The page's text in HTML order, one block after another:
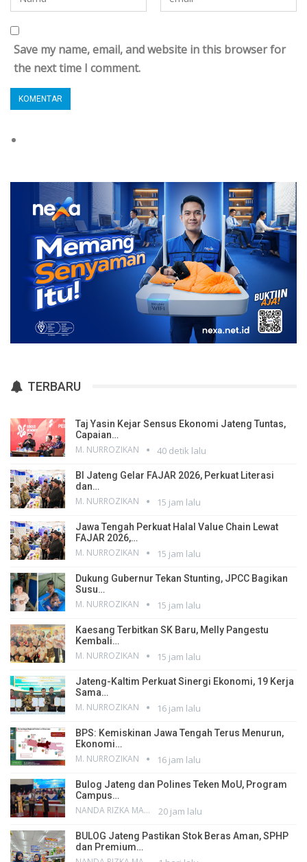
Save my name, email, and website in this browser for
the next time I comment.
TERBARU
Taj Yasin Kejar Sensus Ekonomi Jateng Tuntas,
Capaian…
M. NURROZIKAN 40 detik lalu
BI Jateng Gelar FAJAR 2026, Perkuat Literasi
dan…
M. NURROZIKAN 15 jam lalu
Jawa Tengah Perkuat Halal Value Chain Lewat
FAJAR 2026,…
M. NURROZIKAN 15 jam lalu
Dukung Gubernur Tekan Stunting, JPCC Bagikan
Susu…
M. NURROZIKAN 15 jam lalu
Kaesang Terbitkan SK Baru, Melly Pangestu
Kembali…
M. NURROZIKAN 15 jam lalu
Jateng-Kaltim Perkuat Sinergi Ekonomi, 19 Kerja
Sama…
M. NURROZIKAN 16 jam lalu
BPS: Kemiskinan Jawa Tengah Terus Menurun,
Ekonomi…
M. NURROZIKAN 16 jam lalu
Bulog Jateng dan Polines Teken MoU, Program
Campus…
NANDA RIZKA MAHENDRA 20 jam lalu
BULOG Jateng Pastikan Stok Beras Aman, SPHP
dan Premium…